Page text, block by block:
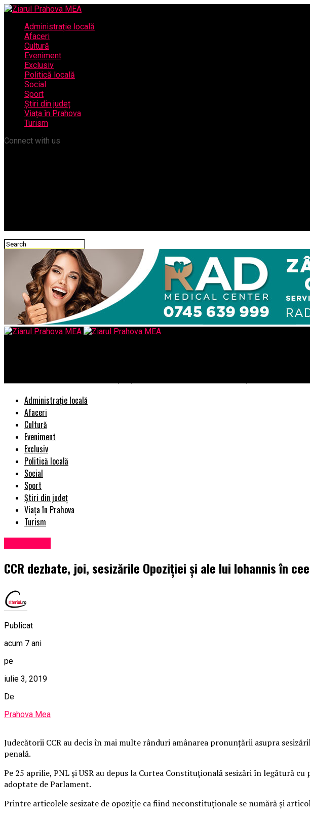
Administrație locală
Afaceri
Cultură
Eveniment
Exclusiv
Politică locală
Social
Sport
Știri din județ
Viața în Prahova
Turism
Connect with us
Administrație locală
Afaceri
Cultură
Eveniment
Exclusiv
Politică locală
Social
Sport
Știri din județ
Viața în Prahova
Turism
CCR dezbate, joi, sesizările Opoziţiei şi ale lui Iohannis în
Publicat
acum 7 ani
pe
iulie 3, 2019
De
Prahova Mea
Judecătorii CCR au decis în mai multe rânduri amânarea pronunţării asupra
penală.
Pe 25 aprilie, PNL şi USR au depus la Curtea Constituţională sesizări în legătură
adoptate de Parlament.
Printre articolele sesizate de opoziţie ca fiind neconstituţionale se numără şi